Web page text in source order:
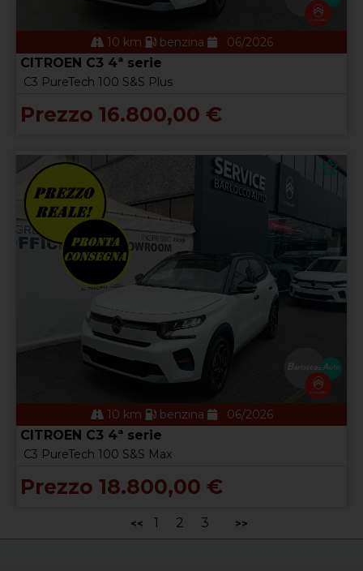
10 km benzina 06/2026
CITROEN C3 4ª serie
C3 PureTech 100 S&S Plus
Prezzo 16.800,00 €
10 km benzina 06/2026
CITROEN C3 4ª serie
C3 PureTech 100 S&S Max
Prezzo 18.800,00 €
<< 1 2 3 >>